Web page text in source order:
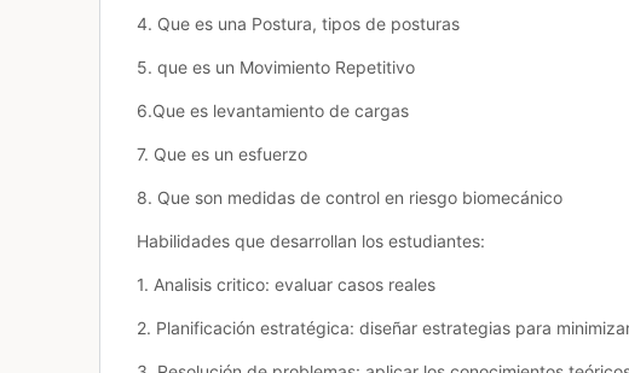
4. Que es una Postura, tipos de posturas
5. que es un Movimiento Repetitivo
6.Que es levantamiento de cargas
7. Que es un esfuerzo
8. Que son medidas de control en riesgo biomecánico
Habilidades que desarrollan los estudiantes:
1. Analisis critico: evaluar casos reales
2. Planificación estratégica: diseñar estrategias para